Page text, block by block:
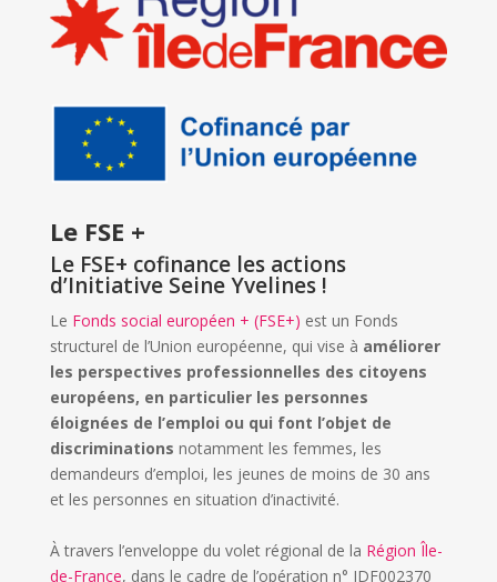
Le FSE +
Le FSE+ cofinance les actions
d’Initiative Seine Yvelines !
Le Fonds social européen + (FSE+) est un Fonds
structurel de l’Union européenne, qui vise à améliorer
les perspectives professionnelles des citoyens
européens, en particulier les personnes
éloignées de l’emploi ou qui font l’objet de
discriminations notamment les femmes, les
demandeurs d’emploi, les jeunes de moins de 30 ans
et les personnes en situation d’inactivité.
À travers l’enveloppe du volet régional de la Région Île-
de-France, dans le cadre de l’opération n° IDF002370